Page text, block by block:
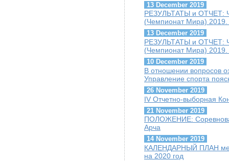
13 December 2019
РЕЗУЛЬТАТЫ и ОТЧЕТ:
(Чемпионат Мира) 2019.
13 December 2019
РЕЗУЛЬТАТЫ и ОТЧЕТ:
(Чемпионат Мира) 2019.
10 December 2019
В отношении вопросов
Управление спорта
26 November 2019
IV Отчетно-выборная
21 November 2019
ПОЛОЖЕНИЕ:
Арча
14 November 2019
КАЛЕНДАРНЫЙ ПЛАН
на 2020 год